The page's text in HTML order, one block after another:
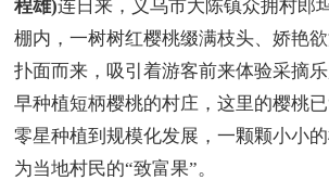
程雄)连日来，义乌市大陈镇众拥村郎
棚内，一树树红樱桃缀满枝头、娇艳
扑面而来，吸引着游客前来体验采摘
早种植短柄樱桃的村庄，这里的樱桃
零星种植到规模化发展，一颗颗小小
为当地村民的“致富果”。